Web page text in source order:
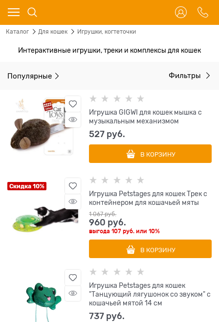
Каталог Для кошек Игрушки, когтеточки
Интерактивные игрушки, треки и комплексы для кошек
Популярные Фильтры
Игрушка GIGWI для кошек мышка с
музыкальным механизмом
527 руб.
В КОРЗИНУ
Скидка 10%
Игрушка Petstages для кошек Трек с
контейнером для кошачьей мяты
1 067 руб.
960 руб.
выгода107 руб. или10%
В КОРЗИНУ
Игрушка Petstages для кошек
"Танцующий лягушонок со звуком" с
кошачьей мятой 14 см
737 руб.